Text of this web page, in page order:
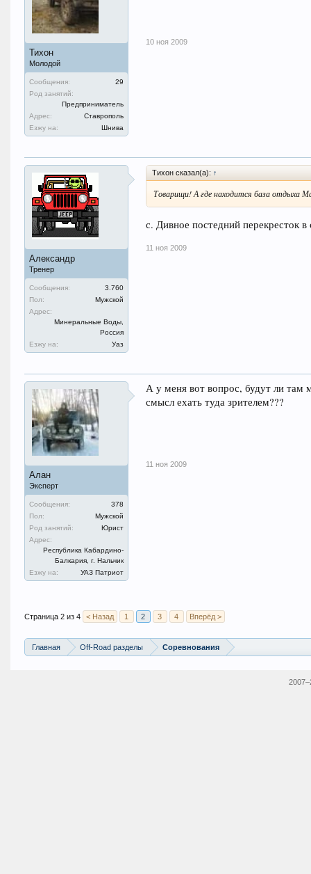
Тихон
Молодой
Сообщения:
29
Род занятий:
Предприниматель
Адрес:
Ставрополь
Езжу на:
Шнива
10 ноя 2009
Александр
Тренер
Сообщения:
3.760
Пол:
Мужской
Адрес:
Минеральные Воды,
Россия
Езжу на:
Уаз
Тихон сказал(а): ↑
Товарищи! А где находится база отдыха
с. Дивное постедний перекресток
11 ноя 2009
Алан
Эксперт
Сообщения:
378
Пол:
Мужской
Род занятий:
Юрист
Адрес:
Республика Кабардино-
Балкария, г. Нальчик
Езжу на:
УАЗ Патриот
А у меня вот вопрос, будут ли там
смысл ехать туда зрителем???
11 ноя 2009
Страница 2 из 4 < Назад 1 2 3 4 Вперёд >
Главная Off-Road разделы Соревнования
2007–